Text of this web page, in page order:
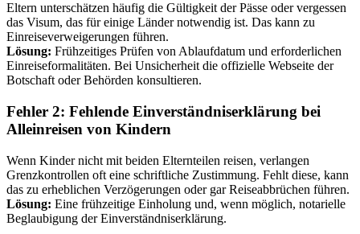
Eltern unterschätzen häufig die Gültigkeit der Pässe oder vergessen
das Visum, das für einige Länder notwendig ist. Das kann zu
Einreiseverweigerungen führen.
Lösung: Frühzeitiges Prüfen von Ablaufdatum und erforderlichen
Einreiseformalitäten. Bei Unsicherheit die offizielle Webseite der
Botschaft oder Behörden konsultieren.
Fehler 2: Fehlende Einverständniserklärung bei
Alleinreisen von Kindern
Wenn Kinder nicht mit beiden Elternteilen reisen, verlangen
Grenzkontrollen oft eine schriftliche Zustimmung. Fehlt diese, kann
das zu erheblichen Verzögerungen oder gar Reiseabbrüchen führen.
Lösung: Eine frühzeitige Einholung und, wenn möglich, notarielle
Beglaubigung der Einverständniserklärung.